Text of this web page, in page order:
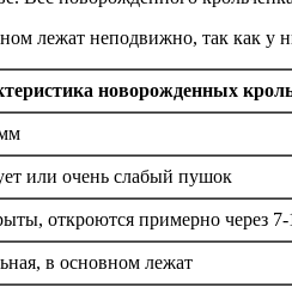
лежат неподвижно, так как у
новорожденных
или очень слабый пушок
откроются примерно через
в основном лежат